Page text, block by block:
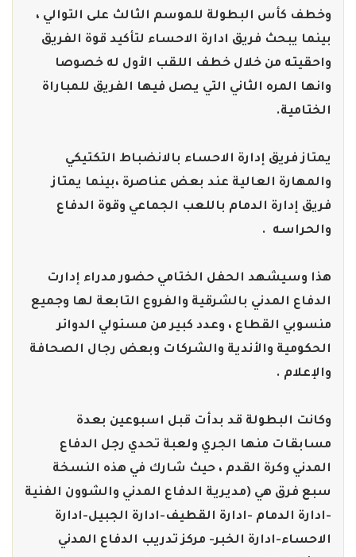
وخطف كأس البطولة للموسم الثالث على التوالي ،
بينما يبحث فريق ادارة الاحساء لتأكيد قوة الفريق
واحقيته من خلال خطف اللقب الأول له خصوصا
وانها المره الثاني التي يصل فيها الفريق للمباراة
الختامية.
يمتاز فريق إدارة الاحساء بالانضباط التكتيكي
والمهارة العالية عند بعض عناصرة ،بينما يمتاز
فريق إدارة الدمام باللعب الجماعي وقوة الدفاع
والحراسه .
هذا وسيشهد الحفل الختامي حضور مدراء إدارت
الدفاع المدني بالشرقية والفروع التابعة لها وجميع
منسوبي القطاع ، وعدد كبير من مسئولي الدوائر
الحكومية والأندية والشركات وبعض رجال الصحافة
والإعلام .
وكانت البطولة قد بدأت قبل اسبوعين بعدة
مسابقات منها الجري ولعبة تحدي رجل الدفاع
المدني وكرة القدم ، حيث شارك في هذه النسخة
سبع فرق هي (مديرية الدفاع المدني والشوون الفنية
-ادارة الدمام -ادارة القطيف-ادارة الجبيل-ادارة
الاحساء-ادارة الخبر- مركز تدريب الدفاع المدني